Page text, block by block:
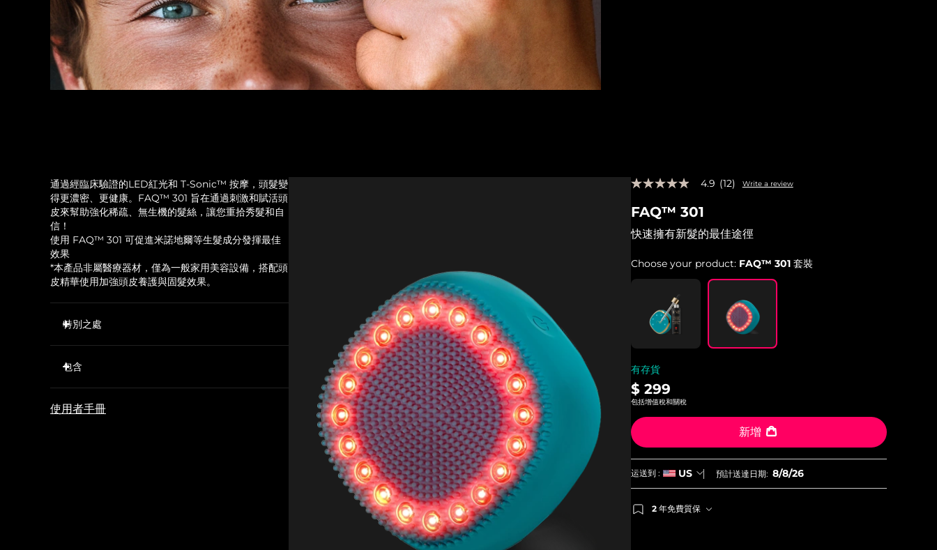
4.9
of
stars,
average
value.
Read
Reviews.
Same
page
link.
4.9 (12) Write a review
FAQ™ 301
快速擁有新髮的最佳途徑
Choose your product: FAQ™ 301 套裝
有存貨
$ 299
包括增值稅和關稅
新增
运送到 : US 預計送達日期: 8/8/26
2 年免費質保
通過經臨床驗證的LED紅光和 T-Sonic™ 按摩，頭髮變
得更濃密、更健康。FAQ™ 301 旨在通過刺激和賦活頭
皮來幫助強化稀疏、無生機的髮絲，讓您重拾秀髮和自
信！
使用 FAQ™ 301 可促進米諾地爾等生髮成分發揮最佳
效果
*本產品非屬醫療器材，僅為一般家用美容設備，搭配頭
皮精華使用加強頭皮養護與固髮效果。
特別之處
環，幫助強化髮絲，從而減少脫髮並使髮量恢復。
T-Sonic™ 按摩有助於氧氣和必需營養物質進入毛
包含
USB充電
使用者手冊